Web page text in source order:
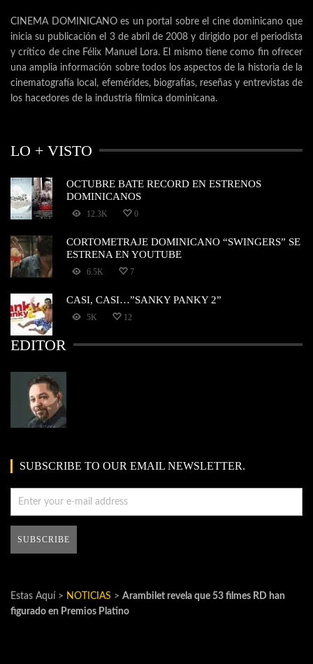
CINEMA DOMINICANO es un portal sobre el cine dominicano que
inicia su publicación el 3 de abril de 2008 y dirigido por el periodista
y crítico de cine Félix Manuel Lora. El mismo tiene como fin ofrecer
una amplia información sobre todos los aspectos de la historia de la
cinematografía local, efemérides, biografías, reseñas y entrevistas de
los hacedores de la industria fílmica dominicana.
LO + VISTO
OCTUBRE BATE RECORD EN ESTRENOS
DOMINICANOS
12.3K 0
CORTOMETRAJE DOMINICANO “SWINGERS” SE
ESTRENA EN YOUTUBE
6.5K 7
CASI, CASI…”SANKY PANKY 2”
5K 12
EDITOR
SUBSCRIBE TO OUR EMAIL NEWSLETTER.
Estas Aquí > NOTICIAS > Arambilet revela que 53 filmes RD han
figurado en Premios Platino